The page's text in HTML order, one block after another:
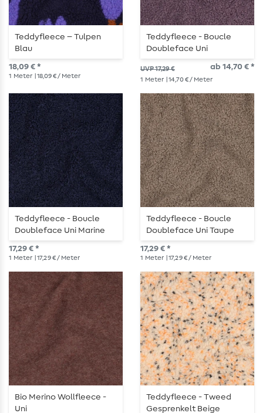
Teddyfleece – Tulpen
Blau
18,09 € *
1 Meter | 18,09 € / Meter
Teddyfleece - Boucle
Doubleface Uni
Brombeere
UVP 17,29 € ab 14,70 € *
1 Meter | 14,70 € / Meter
Teddyfleece - Boucle
Doubleface Uni Marine
17,29 € *
1 Meter | 17,29 € / Meter
Teddyfleece - Boucle
Doubleface Uni Taupe
17,29 € *
1 Meter | 17,29 € / Meter
Bio Merino Wollfleece -
Uni
Teddyfleece - Tweed
Gesprenkelt Beige